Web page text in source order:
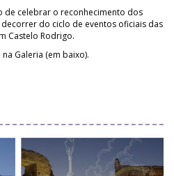
de celebrar o reconhecimento dos
do ciclo de eventos oficiais das
Castelo Rodrigo.
Galeria (em baixo).